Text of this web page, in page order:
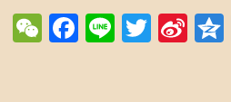
WeChat
Facebook
Line